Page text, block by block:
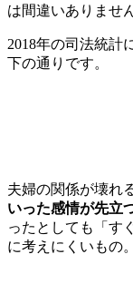
は間違いありませ
2018年の司法統計
下の通りです。
夫婦の関係が壊れ
いった感情が先立
ったとしても「す
に考えにくいもの。